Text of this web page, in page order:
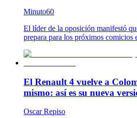
Minuto60
El líder de la oposición manifestó
prepara para los próximos comicios
El Renault 4 vuelve a
mismo: así es su nueva
Oscar Repiso